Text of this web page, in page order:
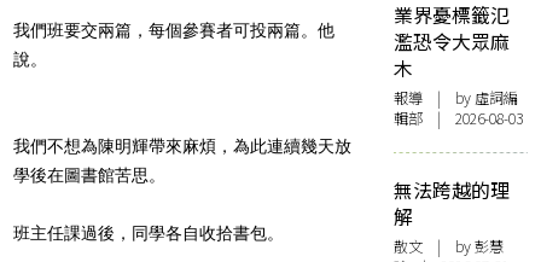
我們班要交兩篇，每個參賽者可投兩篇。他
說。
我們不想為陳明輝帶來麻煩，為此連續幾天放
學後在圖書館苦思。
班主任課過後，同學各自收拾書包。
業界憂標籤氾
濫恐令大眾麻
木
報導 | by 虛詞編
輯部 | 2026-08-03
無法跨越的理
解
散文 | by 彭慧